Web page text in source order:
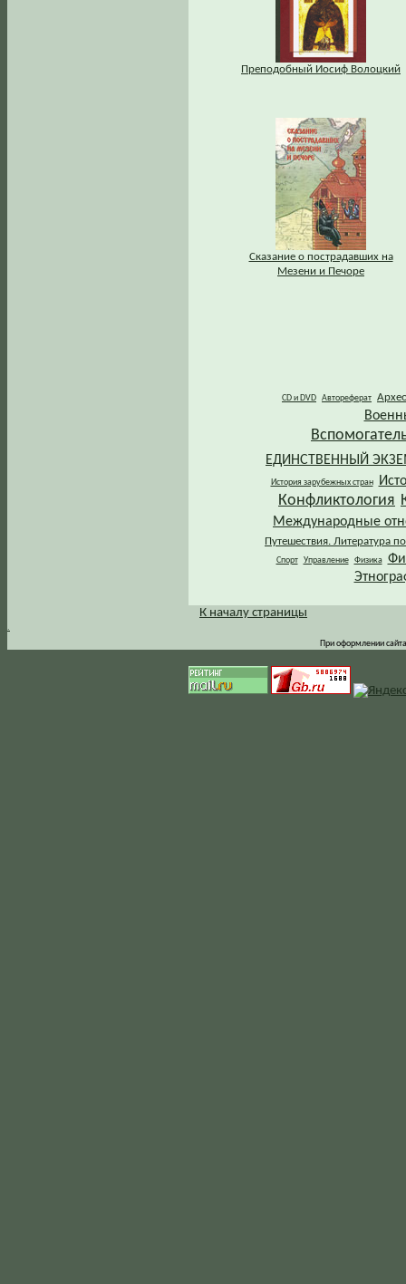
Преподобный Иосиф Волоцкий
Сказание о пострадавших на
Мезени и Печоре
CD и DVD Автореферат
ЕДИНСТВЕННЫЙ
История зарубежных стран
Конфликтология
Международные
Путешествия. Литература
Спорт Управление Физика
.
К началу страницы
При оформлении